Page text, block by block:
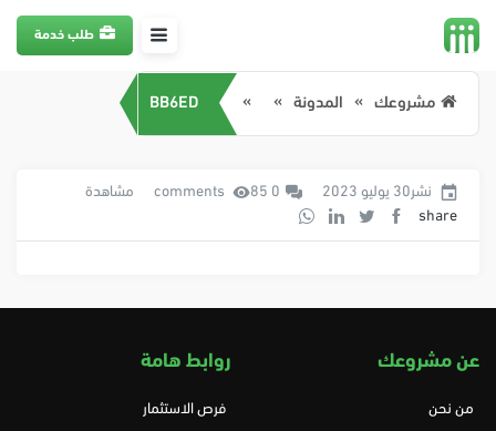
طلب خدمة
مشروعك المدونة BB6ED
نشر30 يوليو 2023 0 comments 85 مشاهدة
share
عن مشروعك
من نحن
روابط هامة
فرص الاستثمار